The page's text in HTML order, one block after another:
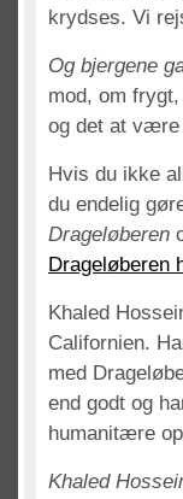
krydses. Vi
Og bjergene
mod, om
og det at være
Hvis du ikke
du endelig
Drageløberen
Drageløberen
Khaled
Californien.
med
end godt og
humanitære
Khaled